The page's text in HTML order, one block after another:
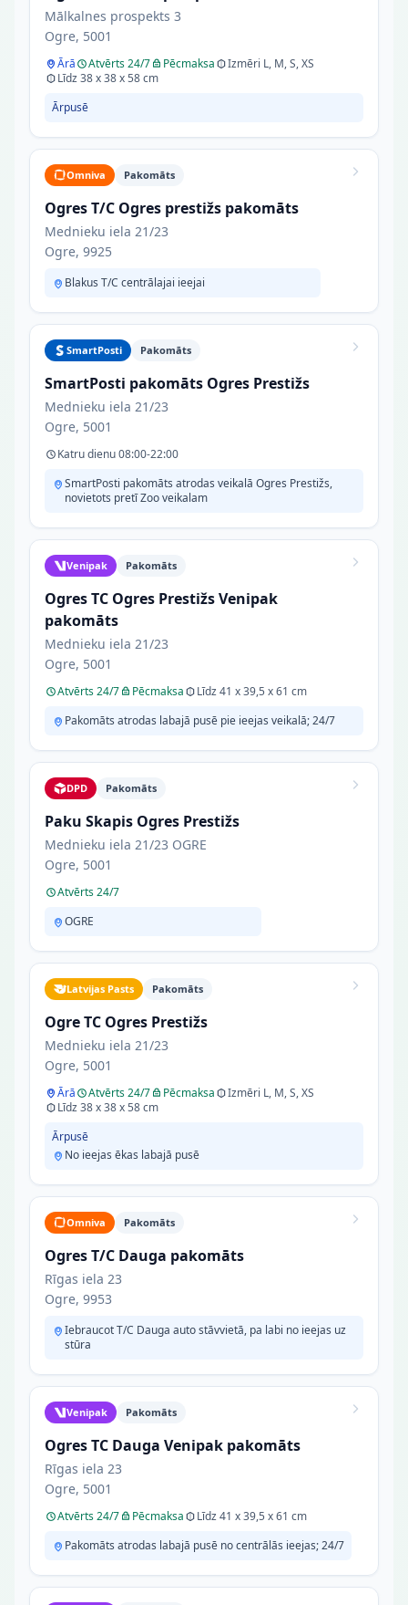
Mālkalnes prospekts 3
Ogre, 5001
Ārā Atvērts 24/7 Pēcmaksa
Izmēri L, M, S, XS
Līdz 38 x 38 x 58 cm
Ārpusē
Omniva Pakomāts
Ogres T/C Ogres prestižs pakomāts
Mednieku iela 21/23
Ogre, 9925
Blakus T/C centrālajai ieejai
SmartPosti Pakomāts
SmartPosti pakomāts Ogres Prestižs
Mednieku iela 21/23
Ogre, 5001
Katru dienu 08:00-22:00
SmartPosti pakomāts atrodas veikalā Ogres Prestižs,
novietots pretī Zoo veikalam
Venipak Pakomāts
Ogres TC Ogres Prestižs Venipak
pakomāts
Mednieku iela 21/23
Ogre, 5001
Atvērts 24/7 Pēcmaksa
Līdz 41 x 39,5 x 61 cm
Pakomāts atrodas labajā pusē pie ieejas veikalā; 24/7
DPD Pakomāts
Paku Skapis Ogres Prestižs
Mednieku iela 21/23 OGRE
Ogre, 5001
Atvērts 24/7
OGRE
Latvijas Pasts Pakomāts
Ogre TC Ogres Prestižs
Mednieku iela 21/23
Ogre, 5001
Ārā Atvērts 24/7 Pēcmaksa
Izmēri L, M, S, XS
Līdz 38 x 38 x 58 cm
Ārpusē
No ieejas ēkas labajā pusē
Omniva Pakomāts
Ogres T/C Dauga pakomāts
Rīgas iela 23
Ogre, 9953
Iebraucot T/C Dauga auto stāvvietā, pa labi no ieejas uz
stūra
Venipak Pakomāts
Ogres TC Dauga Venipak pakomāts
Rīgas iela 23
Ogre, 5001
Atvērts 24/7 Pēcmaksa
Līdz 41 x 39,5 x 61 cm
Pakomāts atrodas labajā pusē no centrālās ieejas; 24/7